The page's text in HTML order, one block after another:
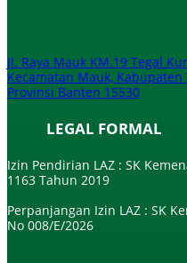
Jl. Raya Mauk KM.19 Tegal
Kecamatan Mauk, Kabupaten
Provinsi Banten 15530
LEGAL FORMAL
Izin Pendirian LAZ : SK
1163 Tahun 2019
Perpanjangan Izin LAZ : SK
No 008/E/2026​